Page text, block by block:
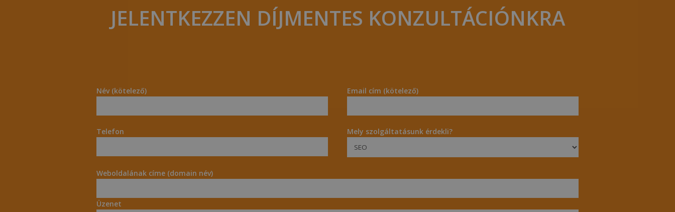
JELENTKEZZEN DÍJMENTES KONZULTÁCIÓNKRA
Név (kötelező) Email cím (kötelező)
Telefon Mely szolgáltatásunk érdekli?
Weboldalának címe (domain név)
Üzenet